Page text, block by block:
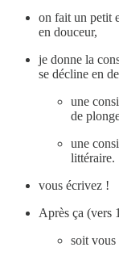
on fait un petit
en douceur,
je donne la
se décline en
une
de
une
littéraire.
vous écrivez !
Après ça (vers
soit vous